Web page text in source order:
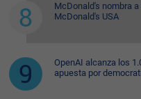
McDonald's nombra
McDonald's USA
OpenAI alcanza los
apuesta por